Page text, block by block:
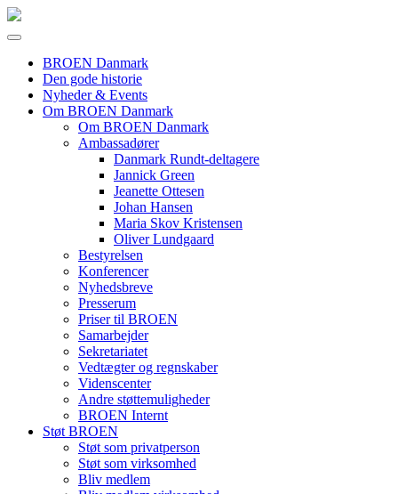
BROEN Danmark
Den gode historie
Nyheder & Events
Om BROEN Danmark
Om BROEN Danmark
Ambassadører
Danmark Rundt-deltagere
Jannick Green
Jeanette Ottesen
Johan Hansen
Maria Skov Kristensen
Oliver Lundgaard
Bestyrelsen
Konferencer
Nyhedsbreve
Presserum
Priser til BROEN
Samarbejder
Sekretariatet
Vedtægter og regnskaber
Videnscenter
Andre støttemuligheder
BROEN Internt
Støt BROEN
Støt som privatperson
Støt som virksomhed
Bliv medlem